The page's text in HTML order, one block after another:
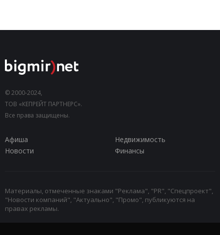
© 2000-2024,
ТОВ «КЕПРЕЙТ ПАРТНЕРС».
Все права защищены.
Афиша
Недвижимость
Новости
Финансы
Материалы, отмеченные знаками "Реклама", "PR", "Спецпроект",
"Новости компаний", "Актуально", "Промо", публикуются на
правах рекламы.